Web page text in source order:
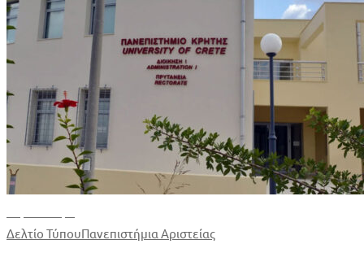
Δελτίο ΤύπουΠανεπιστήμια Αριστείας